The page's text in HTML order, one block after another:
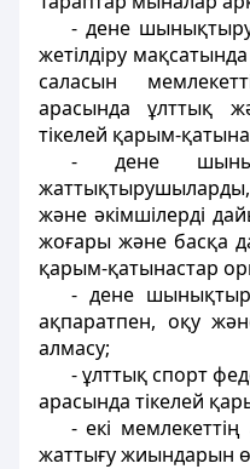
- дене
жетілдіру
саласын
арасында ұлттық
тікелей қарым-
- дене
және әкімшілерді
жоғары және басқа
қарым-қатынастар
- дене
ақпаратпен, оқу
алмасу;
- ұлттық спорт
арасында тікелей
- екі
жаттығу жиындарын